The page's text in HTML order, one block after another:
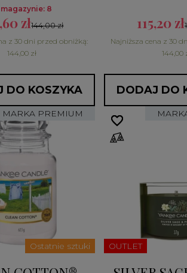
8
zł144,00 zł
z 30 dni przed obniżką:
144,00 zł
DO KOSZYKA
115,20 zł
Najniższa cena z 30
144,00
DODAJ DO
MARKA PREMIUM
Ostatnie sztuki OUTLET
favorite_border
favorite_border